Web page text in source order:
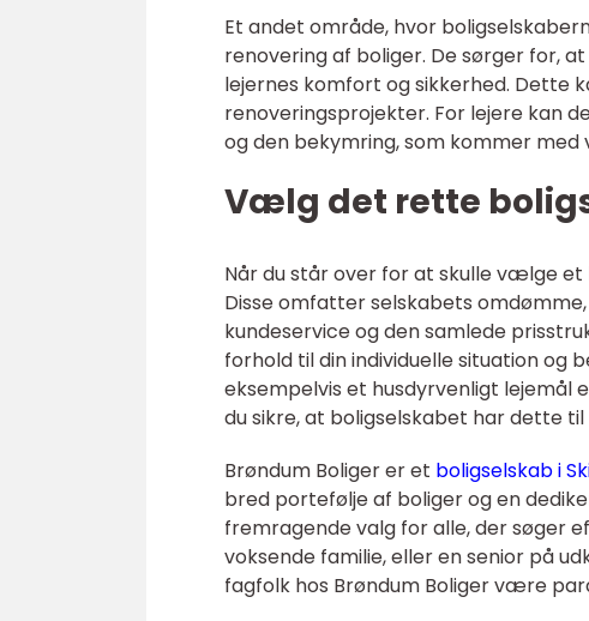
Et andet område, hvor
renovering af boliger. De sørger for,
lejernes komfort og sikkerhed.
renoveringsprojekter. For lejere kan
og den bekymring, som kommer med
Vælg det rette
Når du står over for at skulle vælge
Disse omfatter selskabets
kundeservice og den samlede
forhold til din individuelle situation og
eksempelvis et husdyrvenligt lejemål
du sikre, at boligselskabet har dette til
Brøndum Boliger er et boligselskab i
bred portefølje af boliger og en
fremragende valg for alle, der søger
voksende familie, eller en senior på
fagfolk hos Brøndum Boliger være